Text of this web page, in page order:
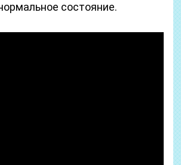
состояние.